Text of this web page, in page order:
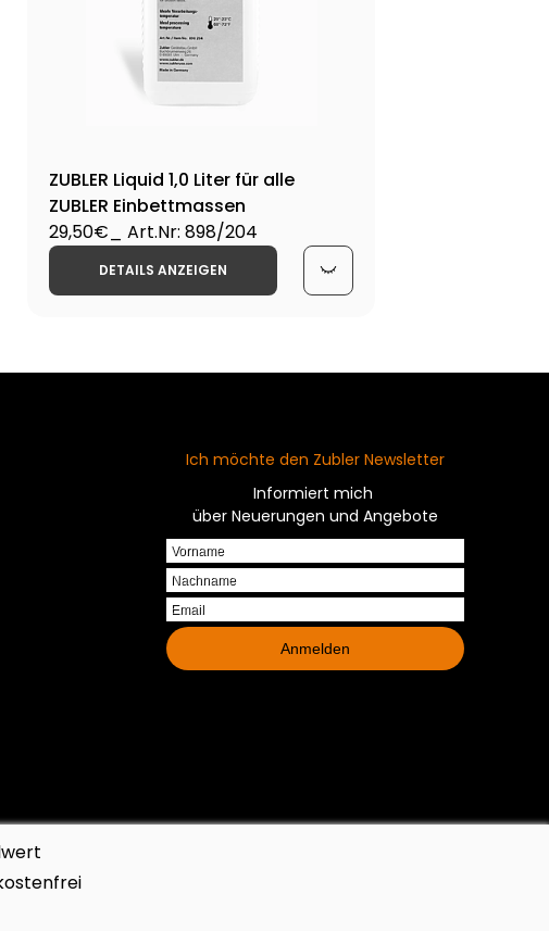
ZUBLER Liquid 1,0 Liter für alle
ZUBLER Einbettmassen
29,50€ _ Art.Nr: 898/204
DETAILS ANZEIGEN
Ich möchte den Zubler Newsletter
Informiert mich
über Neuerungen und Angebote
Anmelden